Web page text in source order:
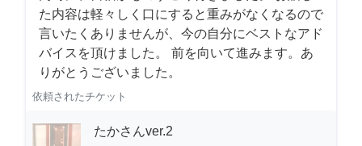
た内容は軽々しく口にすると重みがなくなるので
言いたくありませんが、今の自分にベストなアド
バイスを頂けました。 前を向いて進みます。あ
りがとうございました。
依頼されたチケット
たかさんver.2